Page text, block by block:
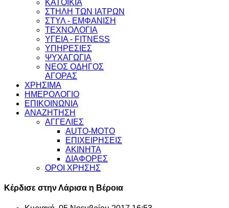
ΚΑΤΟΙΚΙΑ
ΣΤΗΛΗ ΤΩΝ ΙΑΤΡΩΝ
ΣΤΥΛ - ΕΜΦΑΝΙΣΗ
ΤΕΧΝΟΛΟΓΙΑ
ΥΓΕΙΑ - FITNESS
ΥΠΗΡΕΣΙΕΣ
ΨΥΧΑΓΩΓΙΑ
ΝΕΟΣ ΟΔΗΓΟΣ
ΑΓΟΡΑΣ
ΧΡΗΣΙΜΑ
ΗΜΕΡΟΛΟΓΙΟ
ΕΠΙΚΟΙΝΩΝΙΑ
ΑΝΑΖΗΤΗΣΗ
ΑΓΓΕΛΙΕΣ
AUTO-MOTO
ΕΠΙΧΕΙΡΗΣΕΙΣ
ΑΚΙΝΗΤΑ
ΔΙΑΦΟΡΕΣ
ΟΡΟΙ ΧΡΗΣΗΣ
Κέρδισε στην Λάρισα η Βέροια